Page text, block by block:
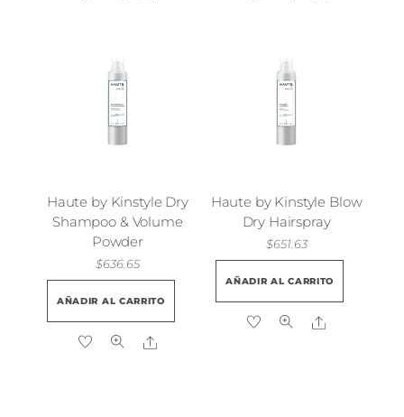
Haute by Kinstyle Dry
Shampoo & Volume
Powder
$636.65
AÑADIR AL CARRITO
Share
Haute by Kinstyle Blow
Dry Hairspray
$651.63
AÑADIR AL CARRITO
Share